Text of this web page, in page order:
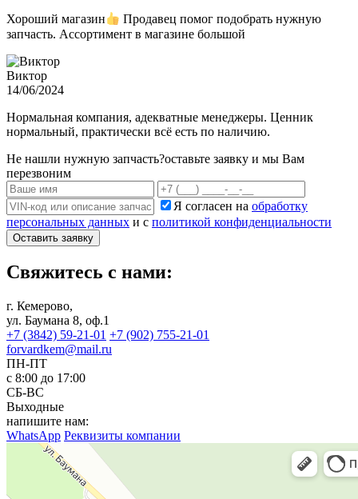
Хороший магазин
Продавец помог подобрать нужную
запчасть. Ассортимент в магазине большой
Виктор
14/06/2024
Нормальная компания, адекватные менеджеры. Ценник
нормальный, практически всё есть по наличию.
Не нашли нужную запчасть?оставьте заявку и мы Вам
перезвоним
Я согласен на обработку
персональных данных и с политикой конфиденциальности
Оставить заявку
Свяжитесь с нами:
г. Кемерово,
ул. Баумана 8, оф.1
+7 (3842) 59-21-01 +7 (902) 755-21-01
forvardkem@mail.ru
ПН-ПТ
с 8:00 до 17:00
СБ-ВС
Выходные
напишите нам:
WhatsApp Реквизиты компании